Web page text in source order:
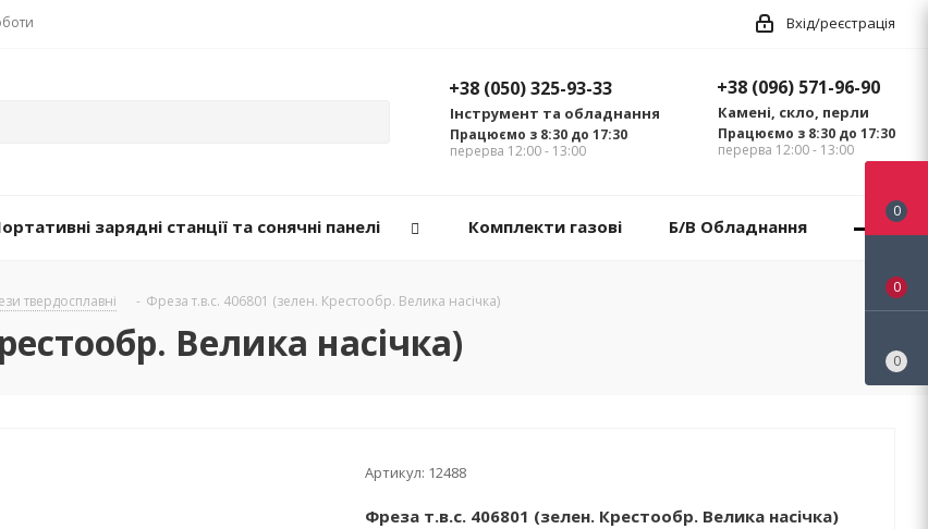
Вхід/реєстрація
+38 (096) 571-96-90
Камені, скло, перли
Працюємо з 8:30 до 17:30
перерва 12:00 - 13:00
+38 (050) 325-93-33
Інструмент та обладнання
Працюємо з 8:30 до 17:30
перерва 12:00 - 13:00
зарядні станції та сонячні панелі Комплекти газові Б/В Обладнання
твердосплавні - Фреза т.в.с. 406801 (зелен. Крестообр. Велика насічка)
Велика насічка)
Артикул: 12488
Фреза т.в.с. 406801 (зелен. Крестообр. Велика насічка)
0
0
0